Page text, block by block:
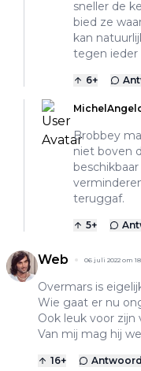
sneller de
bied ze
kan
tegen ieder
6+
Brobbey
niet boven
teruggaf.
5+
Web 06 juli 2022 om
Overmars is
Wie gaat er nu
Ook leuk voor zijn
Van mij mag hij
16+ Antwoord